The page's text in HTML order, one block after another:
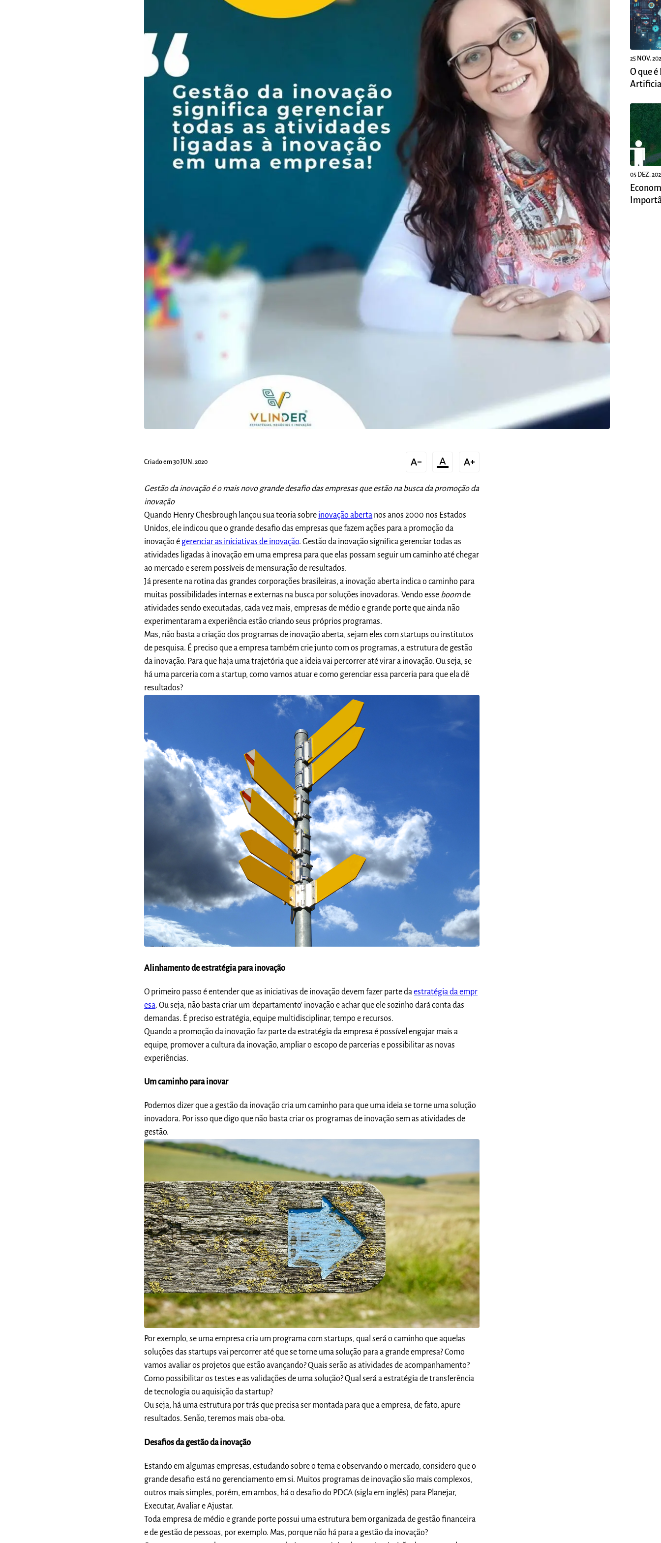
Criado em 30 JUN. 2020 text_decrease format_color_text text_increase
Gestão da inovação é o mais novo grande desafio das empresas que estão na busca da promoção da
inovação
Quando Henry Chesbrough lançou sua teoria sobre inovação aberta nos anos 2000 nos Estados
Unidos, ele indicou que o grande desafio das empresas que fazem ações para a promoção da
inovação é gerenciar as iniciativas de inovação. Gestão da inovação significa gerenciar todas as
atividades ligadas à inovação em uma empresa para que elas possam seguir um caminho até chegar
ao mercado e serem possíveis de mensuração de resultados.
Já presente na rotina das grandes corporações brasileiras, a inovação aberta indica o caminho para
muitas possibilidades internas e externas na busca por soluções inovadoras. Vendo esse boomde
atividades sendo executadas, cada vez mais, empresas de médio e grande porte que ainda não
experimentaram a experiência estão criando seus próprios programas.
Mas, não basta a criação dos programas de inovação aberta, sejam eles com startups ou institutos
de pesquisa. É preciso que a empresa também crie junto com os programas, a estrutura de gestão
da inovação. Para que haja uma trajetória que a ideia vai percorrer até virar a inovação. Ou seja, se
há uma parceria com a startup, como vamos atuar e como gerenciar essa parceria para que ela dê
resultados?
Alinhamento de estratégia para inovação
O primeiro passo é entender que as iniciativas de inovação devem fazer parte daestratégia da empr
esa. Ou seja, não basta criar um 'departamento' inovação e achar que ele sozinho dará conta das
demandas. É preciso estratégia, equipe multidisciplinar, tempo e recursos.
Quando a promoção da inovação faz parte da estratégia da empresa é possível engajar mais a
equipe, promover a cultura da inovação, ampliar o escopo de parcerias e possibilitar as novas
experiências.
Um caminho para inovar
Podemos dizer que a gestão da inovação cria um caminho para que uma ideia se torne uma solução
inovadora. Por isso que digo que não basta criar os programas de inovação sem as atividades de
gestão.
Por exemplo, se uma empresa cria um programa com startups, qual será o caminho que aquelas
soluções das startups vai percorrer até que se torne uma solução para a grande empresa? Como
vamos avaliar os projetos que estão avançando? Quais serão as atividades de acompanhamento?
Como possibilitar os testes e as validações de uma solução? Qual será a estratégia de transferência
de tecnologia ou aquisição da startup?
Ou seja, há uma estrutura por trás que precisa ser montada para que a empresa, de fato, apure
resultados. Senão, teremos mais oba-oba.
Desafios da gestão da inovação
Estando em algumas empresas, estudando sobre o tema e observando o mercado, considero que o
grande desafio está no gerenciamento em si. Muitos programas de inovação são mais complexos,
outros mais simples, porém, em ambos, há o desafio do PDCA (sigla em inglês) para Planejar,
Executar, Avaliar e Ajustar.
Toda empresa de médio e grande porte possui uma estrutura bem organizada de gestão financeira
e de gestão de pessoas, por exemplo. Mas, porque não há para a gestão da inovação?
25 NOV.
O que
05 DEZ.